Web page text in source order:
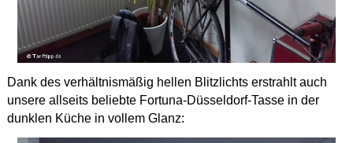
Dank des verhältnismäßig hellen Blitzlichts erstrahlt auch
unsere allseits beliebte Fortuna-Düsseldorf-Tasse in der
dunklen Küche in vollem Glanz: